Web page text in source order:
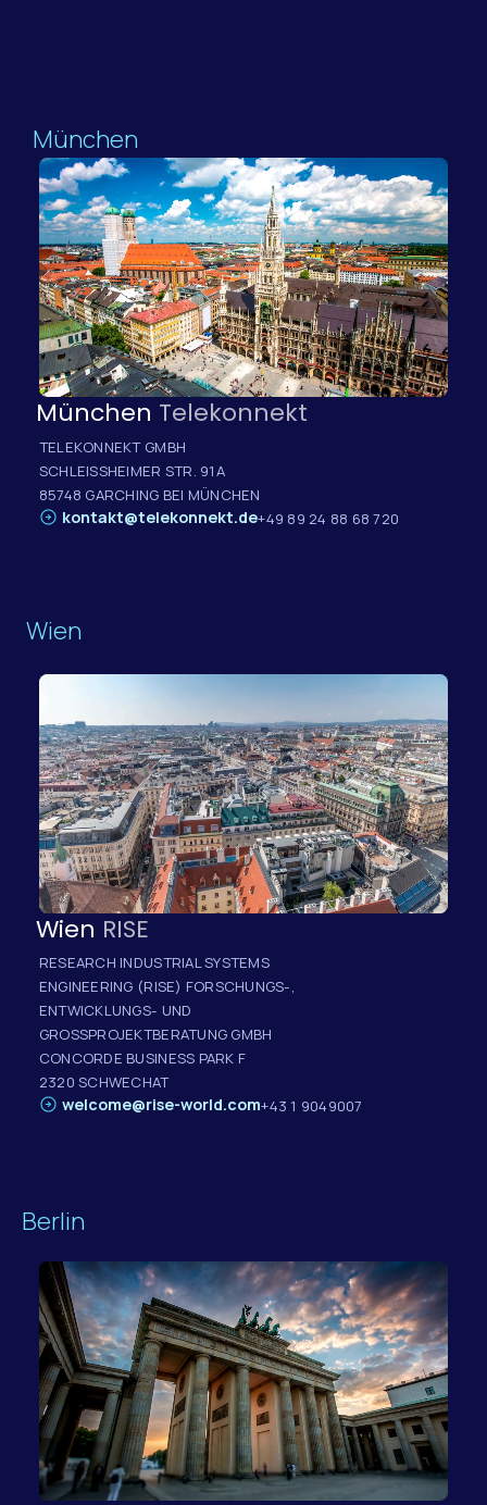
München
München Telekonnekt
TELEKONNEKT GMBH
SCHLEISSHEIMER STR. 91A
85748 GARCHING BEI MÜNCHEN
kontakt@telekonnekt.de+49 89 24 88 68 720
Wien
Wien RISE
RESEARCH INDUSTRIAL SYSTEMS
ENGINEERING (RISE) FORSCHUNGS-,
ENTWICKLUNGS- UND
GROSSPROJEKTBERATUNG GMBH
CONCORDE BUSINESS PARK F
2320 SCHWECHAT
welcome@rise-world.com+43 1 9049007
Berlin